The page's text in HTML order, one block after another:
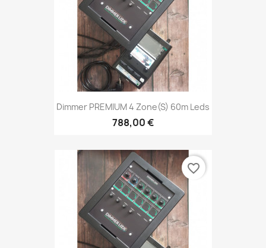
Dimmer PREMIUM 4 Zone(s) 60m Leds
788,00 €
favorite_border